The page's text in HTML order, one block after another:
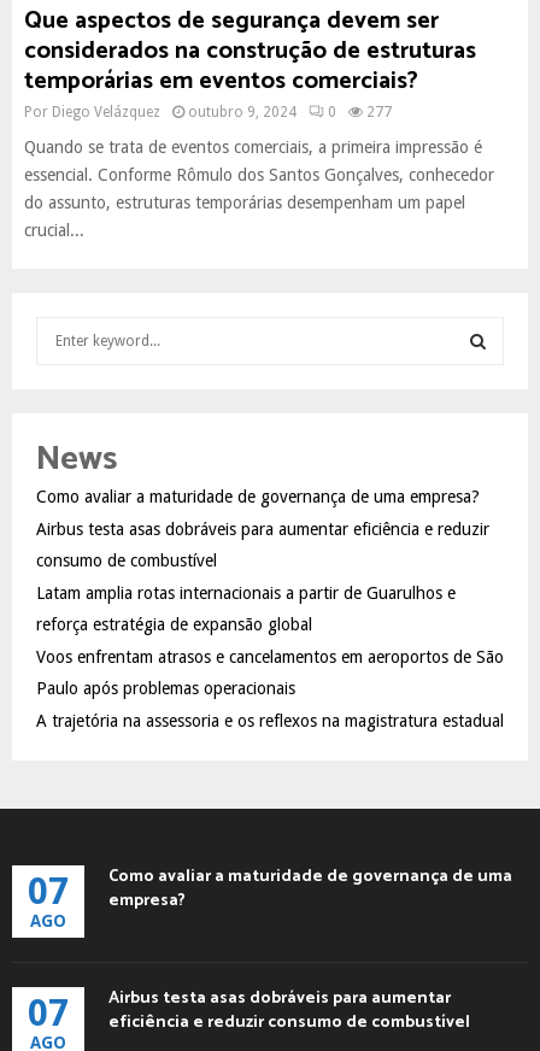
Que aspectos de segurança devem ser
considerados na construção de estruturas
temporárias em eventos comerciais?
Por Diego Velázquez outubro 9, 2024 0 277
Quando se trata de eventos comerciais, a primeira impressão é
essencial. Conforme Rômulo dos Santos Gonçalves, conhecedor
do assunto, estruturas temporárias desempenham um papel
crucial...
h
o
r
:
R
News
Como avaliar a maturidade de governança de uma empresa?
Airbus testa asas dobráveis para aumentar eficiência e reduzir
consumo de combustível
Latam amplia rotas internacionais a partir de Guarulhos e
reforça estratégia de expansão global
Voos enfrentam atrasos e cancelamentos em aeroportos de São
Paulo após problemas operacionais
A trajetória na assessoria e os reflexos na magistratura estadual
07
AGO
Como avaliar a maturidade de governança de uma
empresa?
07
AGO
Airbus testa asas dobráveis para aumentar
eficiência e reduzir consumo de combustível